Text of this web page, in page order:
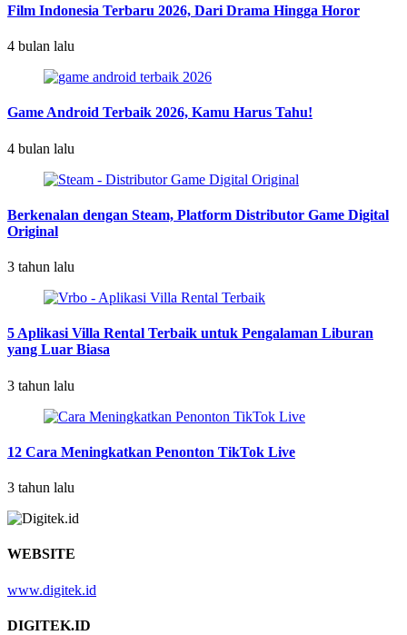
Film Indonesia Terbaru 2026, Dari Drama Hingga Horor
4 bulan lalu
Game Android Terbaik 2026, Kamu Harus Tahu!
4 bulan lalu
Berkenalan dengan Steam, Platform Distributor Game Digital
Original
3 tahun lalu
5 Aplikasi Villa Rental Terbaik untuk Pengalaman Liburan
yang Luar Biasa
3 tahun lalu
12 Cara Meningkatkan Penonton TikTok Live
3 tahun lalu
WEBSITE
www.digitek.id
DIGITEK.ID